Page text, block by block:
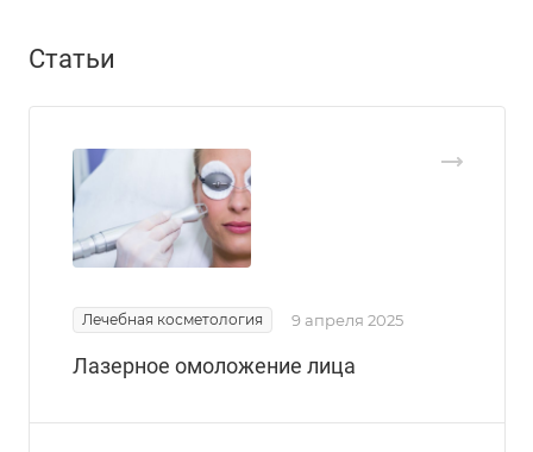
Статьи
Лечебная косметология 9 апреля 2025
Лазерное омоложение лица